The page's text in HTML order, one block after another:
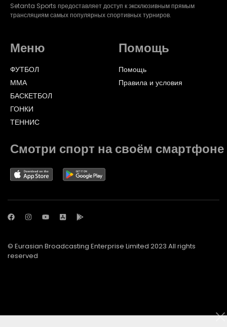
Setanta Sports предоставляет доступ к эксклюзивным прямым
трансляциям самых популярных спортивных турниров.
Меню
ФУТБОЛ
ММА
БАСКЕТБОЛ
ГОНКИ
ТЕННИС
Помощь
Помощь
Правила и условия
Смотри спорт на своём смартфоне
© Eurasian Broadcasting Enterprise Limited 2023 All rights
reserved